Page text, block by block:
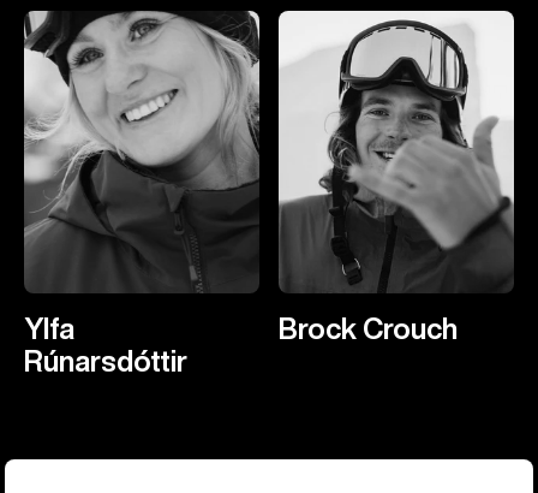
Ylfa
Rúnarsdóttir
Brock Crouch